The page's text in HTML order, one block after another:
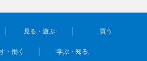
見る・遊ぶ 買う
・働く 学ぶ・知る